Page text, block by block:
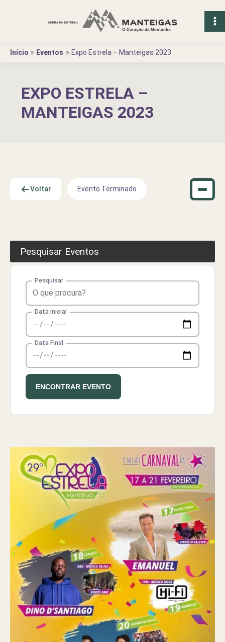
Início
Eventos Expo Estrela – Manteigas 2023
EXPO ESTRELA –
MANTEIGAS 2023
Voltar Evento Terminado
Pesquisar Eventos
Pesquisar eventos
Pesquisar
Data Inicial
Data Final
ENCONTRAR EVENTO